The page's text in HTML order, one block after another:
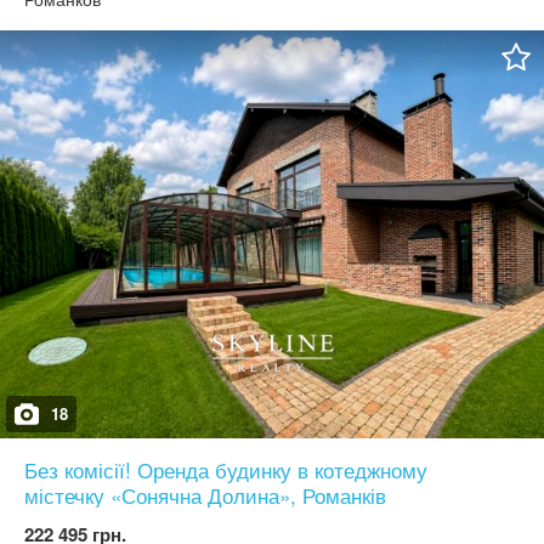
будинка з гардеробними. Другий: три спальні, чотири гардеробні,
три санвузли, розкішна тераса. Збільшена ділянка 12 соток
виходить аж до річки. Найкраща пропозиція. Можно заходити на
ремонт. Вікна всі закуплені, встановлюватимуться під угоду.
Плитка фасаду - Laminam, Італія. Керамоблок - Porotherm,
Австрія. Віконно-дверні системи Aluprof, Польща. Про котеджне
містечко Ariel Village: Закрита територія, під охороною. Власний
пляж. Рекреаційній центр 700м2, у якому буде: дитяча кімната,
спорт зала, спа (баня), кімната для перемовин - лише для
жителів КМ та їх гостей. Багатофункціональний спортивний
майданчик. Дитячий майданчик. Загальна площа 10 гектарів.
Без комісійних. Представник власника.
18
Без комісії! Оренда будинку в котеджному
містечку «Сонячна Долина», Романків
222 495 грн.